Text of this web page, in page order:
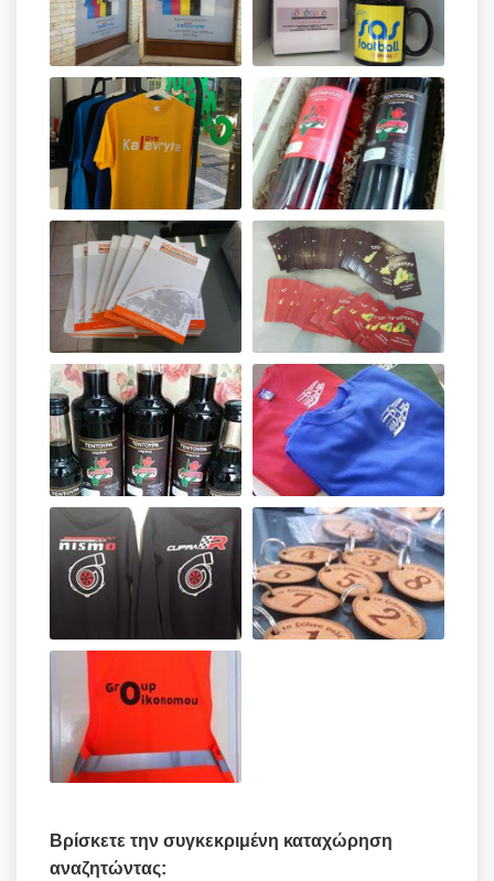
Βρίσκετε την συγκεκριμένη καταχώρηση
αναζητώντας: